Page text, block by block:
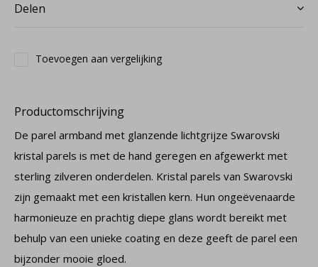
Delen
Toevoegen aan vergelijking
Productomschrijving
De parel armband met glanzende lichtgrijze Swarovski
kristal parels is met de hand geregen en afgewerkt met
sterling zilveren onderdelen. Kristal parels van Swarovski
zijn gemaakt met een kristallen kern. Hun ongeëvenaarde
harmonieuze en prachtig diepe glans wordt bereikt met
behulp van een unieke coating en deze geeft de parel een
bijzonder mooie gloed.